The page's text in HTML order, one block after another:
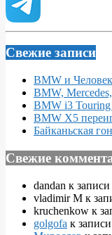
Свежие записи
BMW и
BMW,
BMW i3 Touring
BMW X5
Байканьская
Свежие
dandan к записи
vladimir M к
kruchenkow к
golgofa к записи